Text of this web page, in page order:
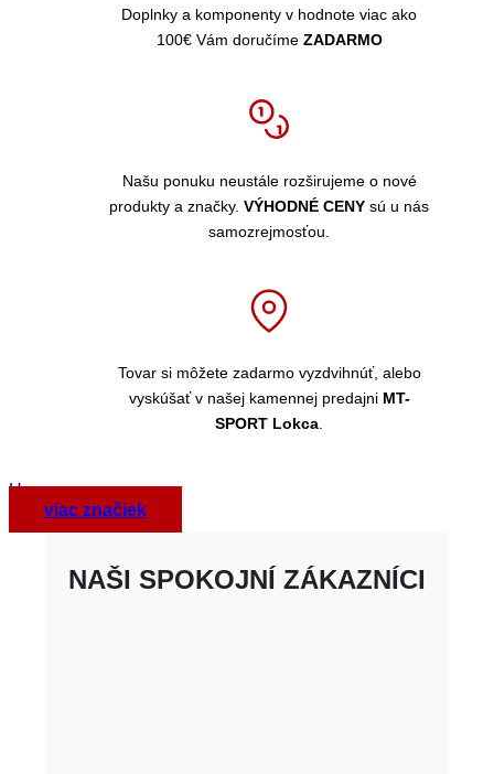
Doplnky a komponenty v hodnote viac ako
100€ Vám doručíme ZADARMO
Našu ponuku neustále rozširujeme o nové
produkty a značky. VÝHODNÉ CENY sú u nás
samozrejmosťou.
Tovar si môžete zadarmo vyzdvihnúť, alebo
vyskúšať v našej kamennej predajni MT-
SPORT Lokca
Hreenway
viac značiek
NAŠI SPOKOJNÍ ZÁKAZNÍCI